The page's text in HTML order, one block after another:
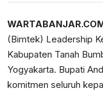
(Bimtek) Leadership
Kabupaten Tanah
Yogyakarta. Bupati
komitmen seluruh